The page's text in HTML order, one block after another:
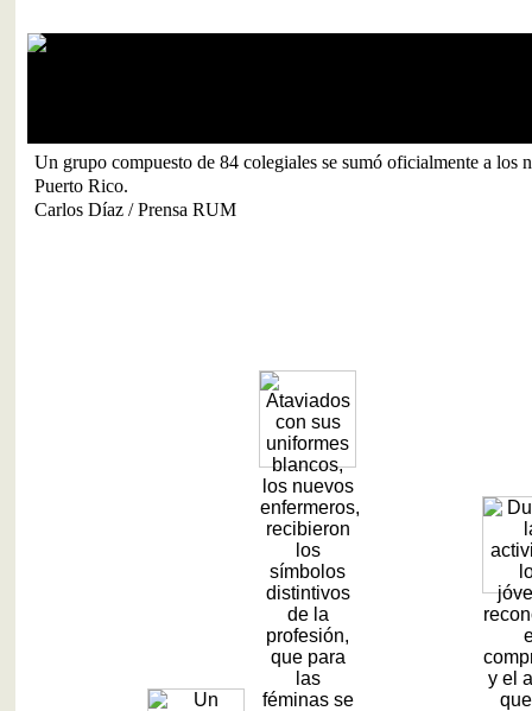
Un grupo compuesto de 84 colegiales se sumó oficialmente a los
Puerto Rico.
Carlos Díaz / Prensa RUM